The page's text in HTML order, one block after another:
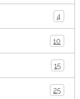
4
10
15
25